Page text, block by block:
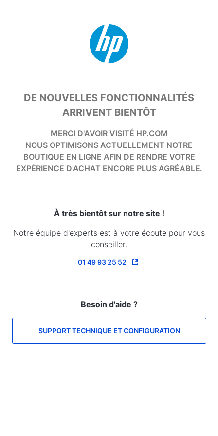
DE NOUVELLES FONCTIONNALITÉS
ARRIVENT BIENTÔT
MERCI D'AVOIR VISITÉ HP.COM
NOUS OPTIMISONS ACTUELLEMENT NOTRE
BOUTIQUE EN LIGNE AFIN DE RENDRE VOTRE
EXPÉRIENCE D'ACHAT ENCORE PLUS AGRÉABLE.
À très bientôt sur notre site !
Notre équipe d'experts est à votre écoute pour vous
conseiller.
01 49 93 25 52
Besoin d'aide ?
SUPPORT TECHNIQUE ET CONFIGURATION